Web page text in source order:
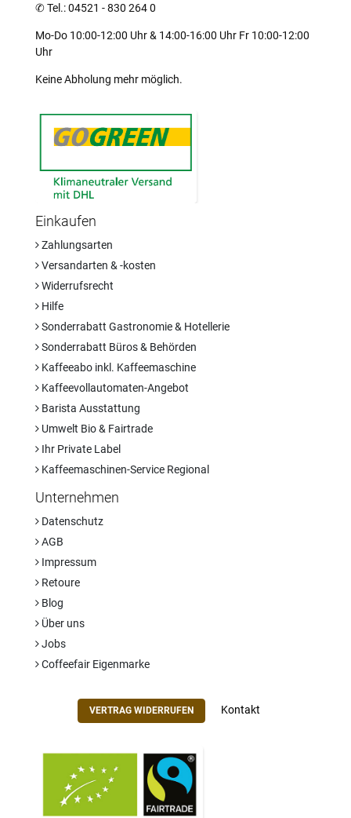
✆Tel.: 04521 - 830 264 0
Mo-Do 10:00-12:00 Uhr & 14:00-16:00 Uhr Fr 10:00-12:00
Uhr
Keine Abholung mehr möglich.
Einkaufen
Zahlungsarten
Versandarten & -kosten
Widerrufsrecht
Hilfe
Sonderrabatt Gastronomie & Hotellerie
Sonderrabatt Büros & Behörden
Kaffeeabo inkl. Kaffeemaschine
Kaffeevollautomaten-Angebot
Barista Ausstattung
Umwelt Bio & Fairtrade
Ihr Private Label
Kaffeemaschinen-Service Regional
Unternehmen
Datenschutz
AGB
Impressum
Retoure
Blog
Über uns
Jobs
Coffeefair Eigenmarke
VERTRAG WIDERRUFEN Kontakt